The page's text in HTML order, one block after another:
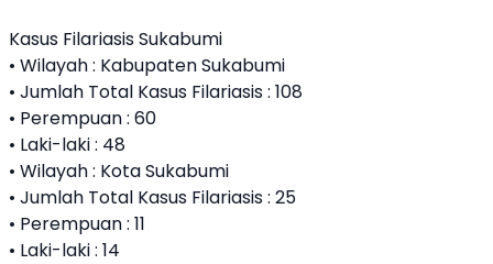
Kasus Filariasis Sukabumi
• Wilayah : Kabupaten Sukabumi
• Jumlah Total Kasus Filariasis : 108
• Perempuan : 60
• Laki-laki : 48
• Wilayah : Kota Sukabumi
• Jumlah Total Kasus Filariasis : 25
• Perempuan : 11
• Laki-laki : 14